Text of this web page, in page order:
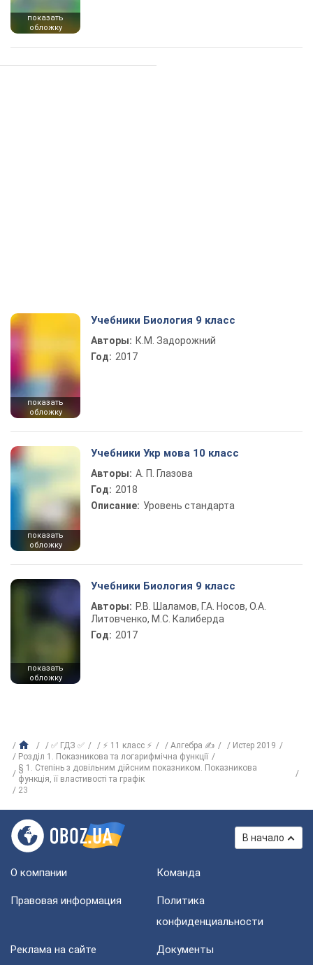
показать
обложку
показать
обложку
Учебники Биология 9 класс
Авторы: К.М. Задорожний
Год: 2017
показать
обложку
Учебники Укр мова 10 класс
Авторы: А. П. Глазова
Год: 2018
Описание: Уровень стандарта
показать
обложку
Учебники Биология 9 класс
Авторы: Р.В. Шаламов, Г.А. Носов, О.А.
Литовченко, М.С. Калиберда
Год: 2017
✅ ГДЗ ✅ ⚡ 11 класс ⚡ Алгебра ✍
Истер 2019
Розділ 1. Показникова та логарифмічна функції
§ 1. Степінь з довільним дійсним показником. Показникова
функція, її властивості та графік
23
В начало
О компании Команда
Правовая информация
Политика
конфиденциальности
Реклама на сайте Документы